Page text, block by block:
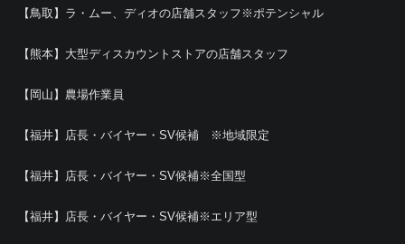
【鳥取】ラ・ムー、ディオの店舗スタッフ※ポテンシャル
【熊本】大型ディスカウントストアの店舗スタッフ
【岡山】農場作業員
【福井】店長・バイヤー・SV候補 ※地域限定
【福井】店長・バイヤー・SV候補※全国型
【福井】店長・バイヤー・SV候補※エリア型